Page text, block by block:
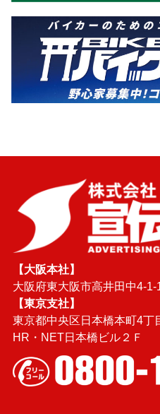
【大阪本社】
大阪府東大阪市高井田中4-
【東京支社】
東京都中央区日本橋本町4丁
HR・NET日本橋ビル２Ｆ